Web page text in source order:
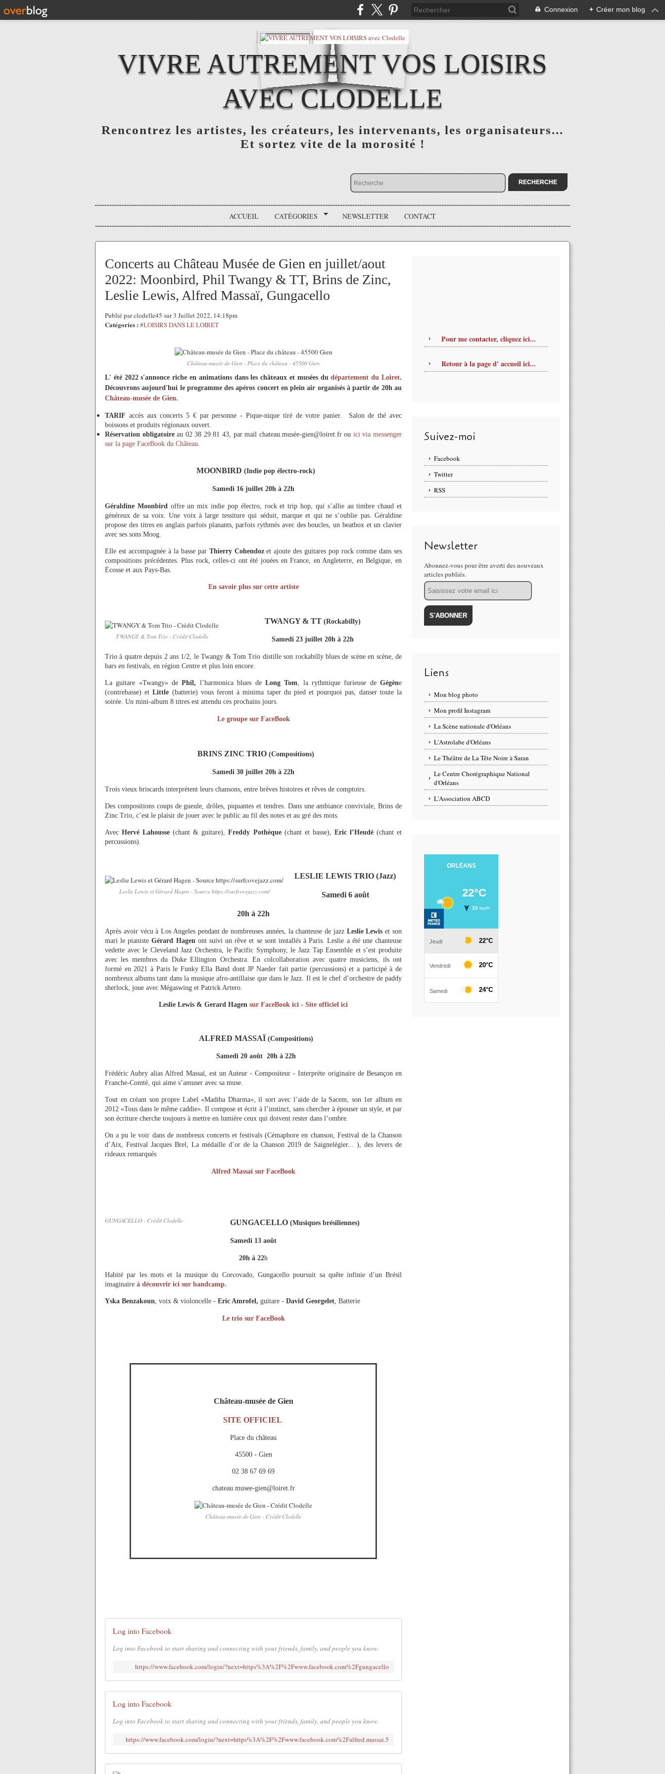
Connexion + Créer mon blog
VIVRE AUTREMENT VOS LOISIRS
AVEC CLODELLE
Rencontrez les artistes, les créateurs, les intervenants, les organisateurs...
Et sortez vite de la morosité !
ACCUEIL CATÉGORIES NEWSLETTER CONTACT
Concerts au Château Musée de Gien en juillet/aout
2022: Moonbird, Phil Twangy & TT, Brins de Zinc,
Leslie Lewis, Alfred Massaï, Gungacello
Publié par clodelle45 sur 3 Juillet 2022, 14:18pm
Catégories : #LOISIRS DANS LE LOIRET
Château-musée de Gien - Place du château - 45500 Gien
L' été 2022 s'annonce riche en animations dans les châteaux et musées dudépartement du Loiret.
Découvrons aujourd'hui le programme des apéros concert en plein air organisés à partir de 20h au
Château-musée de Gien.
TARIF accès aux concerts 5 € par personne - Pique-nique tiré de votre panier. Salon de thé avec
boissons et produits régionaux ouvert.
Réservation obligatoireau 02 38 29 81 43, par mail chateau.musée-gien@loiret.fr ou ici via messenger
sur la page FaceBook du Château.
MOONBIRD (Indie pop électro-rock)
Samedi 16 juillet 20h à 22h
Géraldine Moonbird offre un mix indie pop électro, rock et trip hop, qui s’allie au timbre chaud et
généreux de sa voix. Une voix à large tessiture qui séduit, marque et qui ne s’oublie pas. Géraldine
propose des titres en anglais parfois planants, parfois rythmés avec des boucles, un beatbox et un clavier
avec ses sons Moog.
Elle est accompagnée à la basse par Thierry Cohendozet ajoute des guitares pop rock comme dans ses
compositions précédentes. Plus rock, celles-ci ont été jouées en France, en Angleterre, en Belgique, en
Écosse et aux Pays-Bas.
En savoir plus sur cette artiste
TWANGY & Tom Trio - Crédit Clodelle
TWANGY & TT (Rockabilly)
Samedi 23 juillet 20h à 22h
Trio à quatre depuis 2 ans 1/2, le Twangy & Tom Trio distille son rockabilly blues de scène en scène, de
bars en festivals, en région Centre et plus loin encore.
La guitare «Twangy» de Phil, l’harmonica blues de Long Tom, la rythmique furieuse deGégène
(contrebasse) etLittle (batterie) vous feront à minima taper du pied et pourquoi pas, danser toute la
soirée. Un mini-album 8 titres est attendu ces prochains jours.
Le groupe sur FaceBook
BRINS ZINC TRIO (Compositions)
Samedi 30 juillet 20h à 22h
Trois vieux briscards interprètent leurs chansons, entre brèves histoires et rêves de comptoirs.
Des compositions coups de gueule, drôles, piquantes et tendres. Dans une ambiance conviviale, Brins de
Zinc Trio, c’est le plaisir de jouer avec le public au fil des notes et au gré des mots.
AvecHervé Lahousse(chant & guitare),Freddy Pothèque (chant et basse), Eric l’Heudé(chant et
percussions).
Leslie Lewis et Gérard Hagen - Source https://surfcovejazz.com/
LESLIE LEWIS TRIO (Jazz)
Samedi 6 août
20h à 22h
Après avoir vécu à Los Angeles pendant de nombreuses années, la chanteuse de jazz Leslie Lewiset son
mari le pianisteGérard Hagen ont suivi un rêve et se sont installés à Paris. Leslie a été une chanteuse
vedette avec le Cleveland Jazz Orchestra, le Pacific Symphony, le Jazz Tap Ensemble et s’est produite
avec les membres du Duke Ellington Orchestra. En colcollaboration avec quatre musiciens, ils ont
formé en 2021 à Paris le Funky Ella Band dont JP Naeder fait partie (percussions) et a participé à de
nombreux albums tant dans la musique afro-antillaise que dans le Jazz. Il est le chef d’orchestre de paddy
sherlock, joue avec Mégaswing et Patrick Artero.
Leslie Lewis & Gerard Hagen sur FaceBook ici - Site officiel ici
ALFRED MASSAÏ (Compositions)
Samedi 20 août 20h à 22h
Frédéric Aubry alias Alfred Massaï, est un Auteur - Compositeur - Interprète originaire de Besançon en
Franche-Comté, qui aime s’amuser avec sa muse.
Tout en créant son propre Label «Madiba Dharma», il sort avec l’aide de la Sacem, son 1er album en
2012 «Tous dans le même caddie». Il compose et écrit à l’instinct, sans chercher à épouser un style, et par
son écriture cherche toujours à mettre en lumière ceux qui doivent rester dans l’ombre.
On a pu le voir dans de nombreux concerts et festivals (Cémaphore en chanson, Festival de la Chanson
d’Aix, Festival Jacques Brel, La médaille d’or de la Chanson 2019 de Saignelégier... ), des levers de
rideaux remarqués
Alfred Massaï sur FaceBook
GUNGACELLO - Crédit Clodelle GUNGACELLO (Musiques brésiliennes)
Samedi 13 août
20h à 22h
Habité par les mots et la musique du Corcovado, Gungacello poursuit sa quête infinie d’un Brésil
imaginaire à découvrir ici sur bandcamp.
Yska Benzakoun, voix & violoncelle - Eric Amrofel, guitare - David Georgelet, Batterie
Le trio sur FaceBook
Château-musée de Gien
SITE OFFICIEL
Place du château
45500 - Gien
02 38 67 69 69
chateau.musee-gien@loiret.fr
Château-musée de Gien - Crédit Clodelle
Log into Facebook
Log into Facebook to start sharing and connecting with your friends, family, and people you know.
https://www.facebook.com/login/?next=https%3A%2F%2Fwww.facebook.com%2Fgungacello
Log into Facebook
Log into Facebook to start sharing and connecting with your friends, family, and people you know.
https://www.facebook.com/login/?next=https%3A%2F%2Fwww.facebook.com%2Falfred.massai.5
Pour me contacter, cliquez ici...
Retour à la page d' accueil ici...
Suivez-moi
Facebook
Twitter
RSS
Newsletter
Abonnez-vous pour être averti des nouveaux
articles publiés.
Email
Liens
Mon blog photo
Mon profil Instagram
La Scène nationale d'Orléans
L'Astrolabe d'Orléans
Le Théâtre de La Tête Noire à Saran
Le Centre Chorégraphique National
d'Orléans
L'Association ABCD